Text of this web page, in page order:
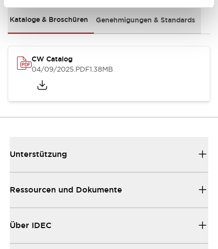
Kataloge & Broschüren Genehmigungen & Standards
CW Catalog
04/09/2025.PDF1.38MB
Unterstützung
Ressourcen und Dokumente
Über IDEC